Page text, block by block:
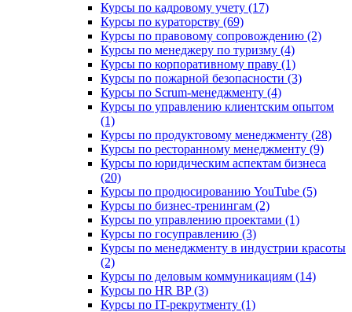
Курсы по кадровому учету (17)
Курсы по кураторству (69)
Курсы по правовому сопровождению (2)
Курсы по менеджеру по туризму (4)
Курсы по корпоративному праву (1)
Курсы по пожарной безопасности (3)
Курсы по Scrum-менеджменту (4)
Курсы по управлению клиентским опытом
(1)
Курсы по продуктовому менеджменту (28)
Курсы по ресторанному менеджменту (9)
Курсы по юридическим аспектам бизнеса
(20)
Курсы по продюсированию YouTube (5)
Курсы по бизнес-тренингам (2)
Курсы по управлению проектами (1)
Курсы по госуправлению (3)
Курсы по менеджменту в индустрии красоты
(2)
Курсы по деловым коммуникациям (14)
Курсы по HR BP (3)
Курсы по IT-рекрутменту (1)